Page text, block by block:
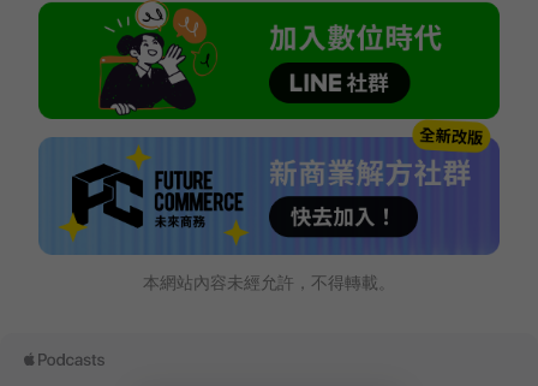
本網站內容未經允許，不得轉載。